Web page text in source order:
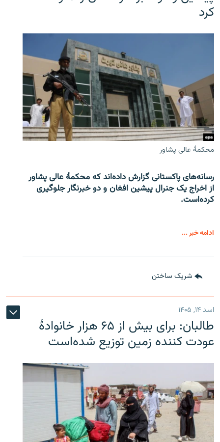
کرد
محکمۀ عالی پشاور
رسانه‌های پاکستانی گزارش داده‌اند که محکمۀ عالی پشاور
از اخراج یک جنرال پیشین افغان و دو خبرنگار جلوگیری
کرده‌است.
ادامه خبر ...
شریک ساختن
اسد ۱۴, ۱۴۰۵
طالبان: برای بیش از ۶۵ هزار خانوادۀ
عودت کننده زمین توزیع شده‌است